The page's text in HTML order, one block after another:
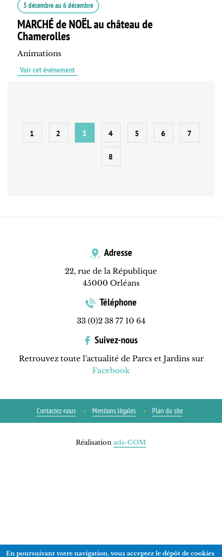
5 décembreau6 décembre
MARCHÉ de NOËL au château de
Chamerolles
Animations
Voir cet événement
1 2 3 4 5 6 7
8
Adresse
22, rue de la République
45000 Orléans
Téléphone
33 (0)2 38 77 10 64
Suivez-nous
Retrouvez toute l'actualité de Parcs et Jardins sur
Facebook
Contactez-nous Mentions légales Plan du site
Réalisation ads-COM
En poursuivant votre navigation, vous acceptez le dépôt de cookies